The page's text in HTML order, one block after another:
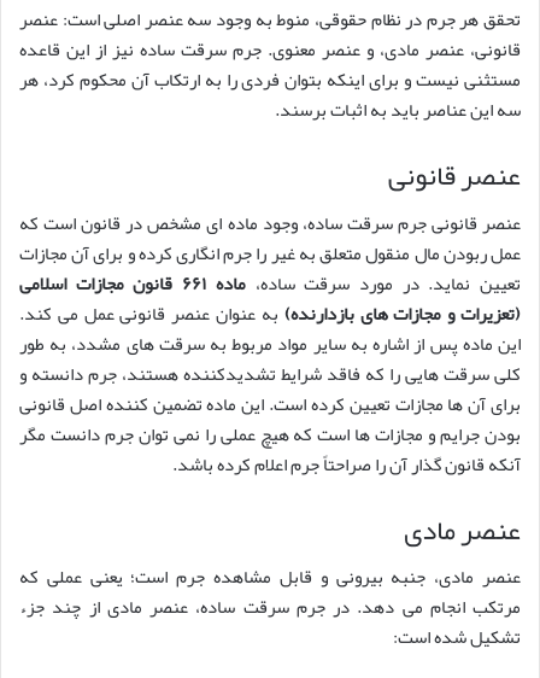
تحقق هر جرم در نظام حقوقی، منوط به وجود سه عنصر اصلی است: عنصر
قانونی، عنصر مادی، و عنصر معنوی. جرم سرقت ساده نیز از این قاعده
مستثنی نیست و برای اینکه بتوان فردی را به ارتکاب آن محکوم کرد، هر
سه این عناصر باید به اثبات برسند.
عنصر قانونی
عنصر قانونی جرم سرقت ساده، وجود ماده ای مشخص در قانون است که
عمل ربودن مال منقول متعلق به غیر را جرم انگاری کرده و برای آن مجازات
تعیین نماید. در مورد سرقت ساده،
ماده ۶۶۱ قانون مجازات اسلامی
(تعزیرات و مجازات های بازدارنده) به عنوان عنصر قانونی عمل می کند.
این ماده پس از اشاره به سایر مواد مربوط به سرقت های مشدد، به طور
کلی سرقت هایی را که فاقد شرایط تشدیدکننده هستند، جرم دانسته و
برای آن ها مجازات تعیین کرده است. این ماده تضمین کننده اصل قانونی
بودن جرایم و مجازات ها است که هیچ عملی را نمی توان جرم دانست مگر
آنکه قانون گذار آن را صراحتاً جرم اعلام کرده باشد.
عنصر مادی
عنصر مادی، جنبه بیرونی و قابل مشاهده جرم است؛ یعنی عملی که
مرتکب انجام می دهد. در جرم سرقت ساده، عنصر مادی از چند جزء
تشکیل شده است: